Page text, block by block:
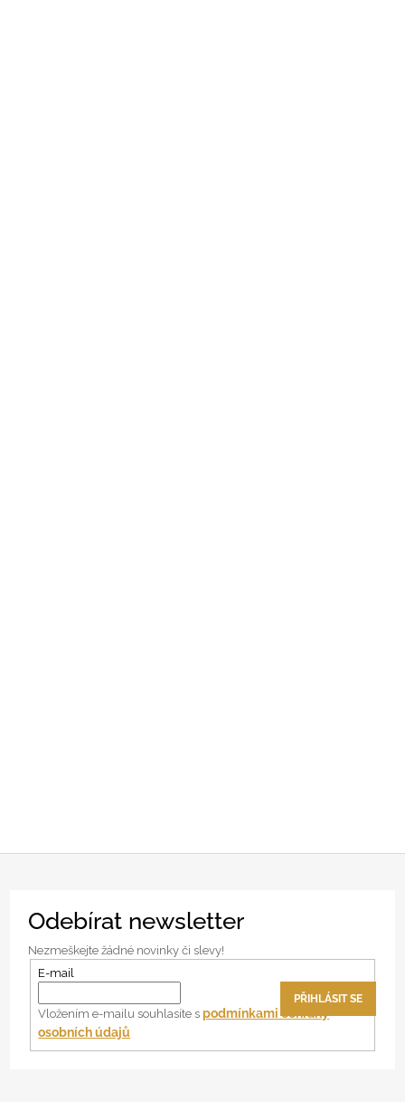
Odebírat newsletter
Nezmeškejte žádné novinky či slevy!
E-mail
Vložením e-mailu souhlasíte spodmínkami ochrany
osobních údajů
PŘIHLÁSIT SE